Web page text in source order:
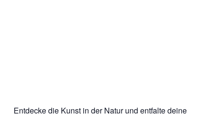
Entdecke die Kunst in der Natur und entfalte deine